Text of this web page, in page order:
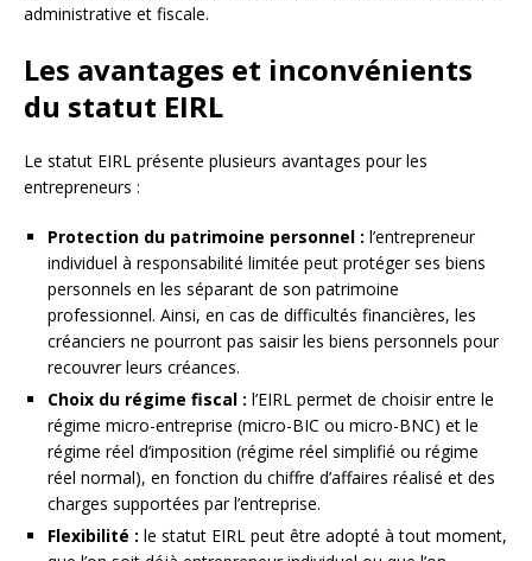
administrative et fiscale.
Les avantages et inconvénients
du statut EIRL
Le statut EIRL présente plusieurs avantages pour les
entrepreneurs :
Protection du patrimoine personnel : l’entrepreneur
individuel à responsabilité limitée peut protéger ses biens
personnels en les séparant de son patrimoine
professionnel. Ainsi, en cas de difficultés financières, les
créanciers ne pourront pas saisir les biens personnels pour
recouvrer leurs créances.
Choix du régime fiscal : l’EIRL permet de choisir entre le
régime micro-entreprise (micro-BIC ou micro-BNC) et le
régime réel d’imposition (régime réel simplifié ou régime
réel normal), en fonction du chiffre d’affaires réalisé et des
charges supportées par l’entreprise.
Flexibilité : le statut EIRL peut être adopté à tout moment,